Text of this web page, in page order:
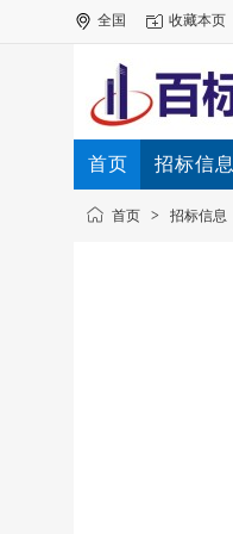
全国 收藏本页
首页 招标信息
首页 > 招标信息